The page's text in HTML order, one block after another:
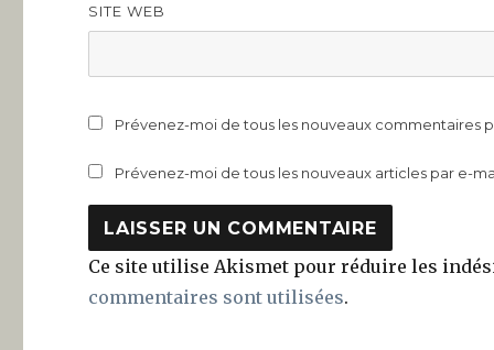
SITE WEB
Prévenez-moi de tous les nouveaux commentaires
Prévenez-moi de tous les nouveaux articles par e-
Ce site utilise Akismet pour réduire les
commentaires sont utilisées.